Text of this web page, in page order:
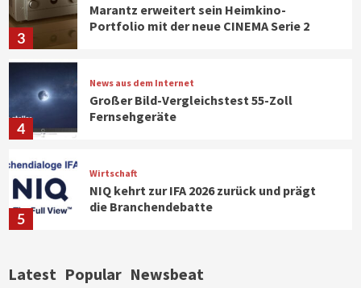
3
Marantz erweitert sein Heimkino-
Portfolio mit der neue CINEMA Serie 2
4
News aus dem Internet
Großer Bild-Vergleichstest 55-Zoll
Fernsehgeräte
5
Wirtschaft
NIQ kehrt zur IFA 2026 zurück und prägt
die Branchendebatte
CHERRY baut Vertriebsteam in
Latest Popular Newsbeat